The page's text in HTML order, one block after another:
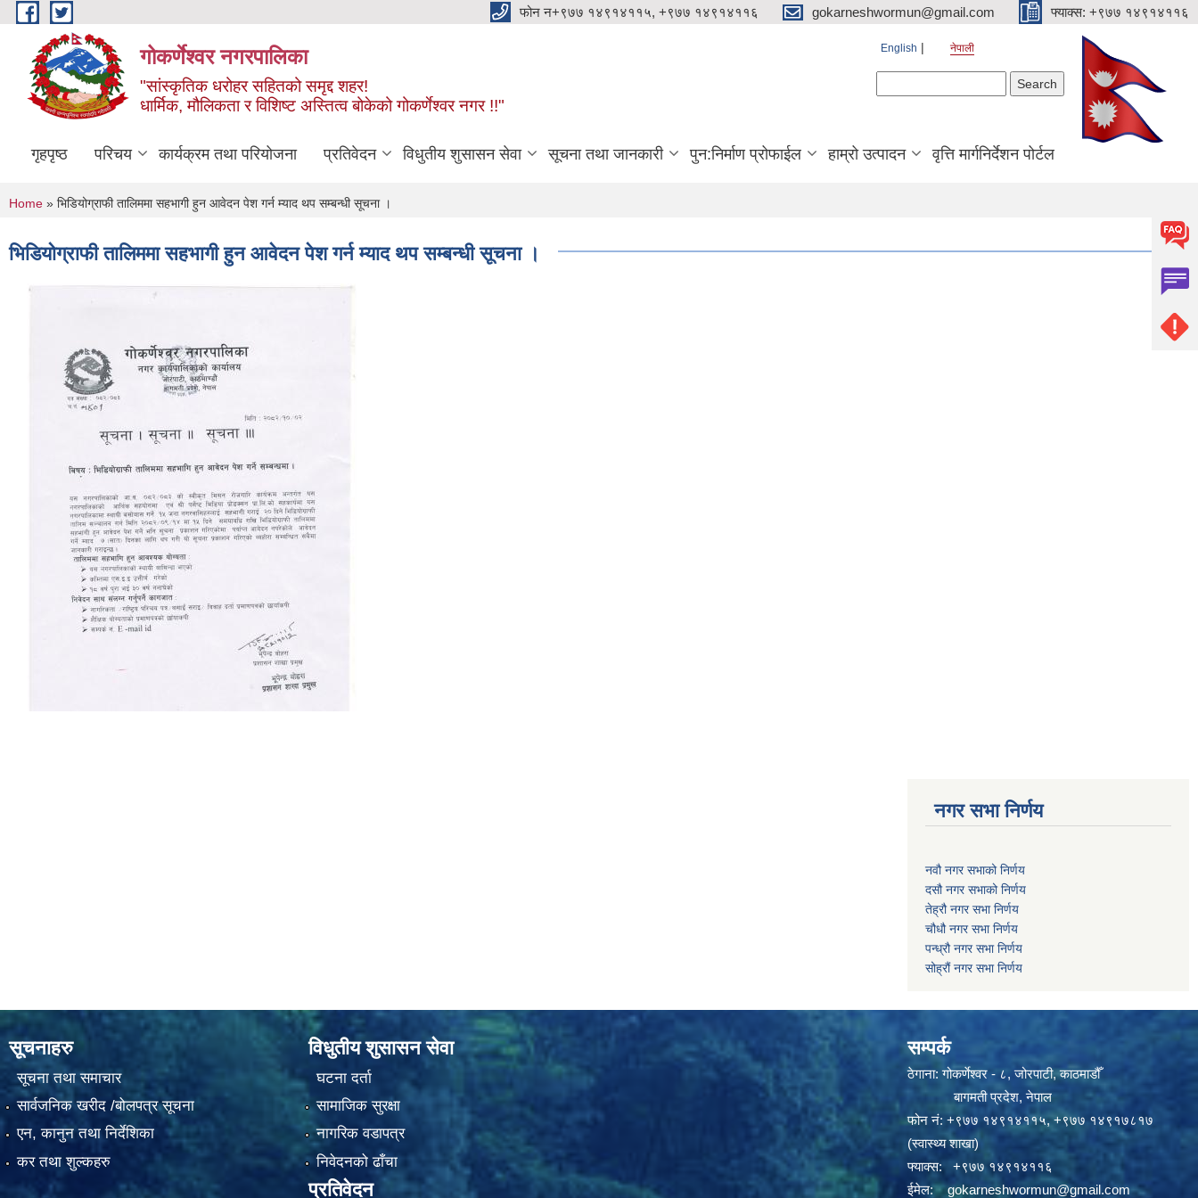
Skip to main content फोन न+९७७ १४९१४११५, +९७७ १४९१४११६ gokarneshwormun@gmail.com फ्याक्स: +९७७ १४९१४११६
गोकर्णेश्वर नगरपालिका
"सांस्कृतिक धरोहर सहितको समृद्द शहर!
धार्मिक, मौलिकता र विशिष्ट अस्तित्व बोकेको गोकर्णेश्वर नगर !!"
English नेपाली
गृहपृष्ठ परिचय कार्यक्रम तथा परियोजना प्रतिवेदन विधुतीय शुसासन सेवा सूचना तथा जानकारी पुन:निर्माण प्रोफाईल हाम्रो उत्पादन वृत्ति मार्गनिर्देशन पोर्टल
You are here
Home » भिडियोग्राफी तालिममा सहभागी हुन आवेदन पेश गर्न म्याद थप सम्बन्धी सूचना ।
भिडियोग्राफी तालिममा सहभागी हुन आवेदन पेश गर्न म्याद थप सम्बन्धी सूचना ।
नगर सभा निर्णय
नवौ नगर सभाको निर्णय
दसौ नगर सभाको निर्णय
तेह्रौ नगर सभा निर्णय
चौधौ नगर सभा निर्णय
पन्ध्रौ नगर सभा निर्णय
सोह्रौं नगर सभा निर्णय
सूचनाहरु
सूचना तथा समाचार
सार्वजनिक खरीद /बोलपत्र सूचना
एन, कानुन तथा निर्देशिका
कर तथा शुल्कहरु
विधुतीय शुसासन सेवा
घटना दर्ता
सामाजिक सुरक्षा
नागरिक वडापत्र
निवेदनको ढाँचा
प्रतिवेदन
सम्पर्क
ठेगाना: गोकर्णेश्वर - ८, जोरपाटी, काठमाडौँ
बागमती प्रदेश, नेपाल
फोन नं: +९७७ १४९१४११५,+९७७ १४९१७८१७
(स्वास्थ्य शाखा)
फ्याक्स: +९७७ १४९१४११६
ईमेल:gokarneshwormun@gmail.com